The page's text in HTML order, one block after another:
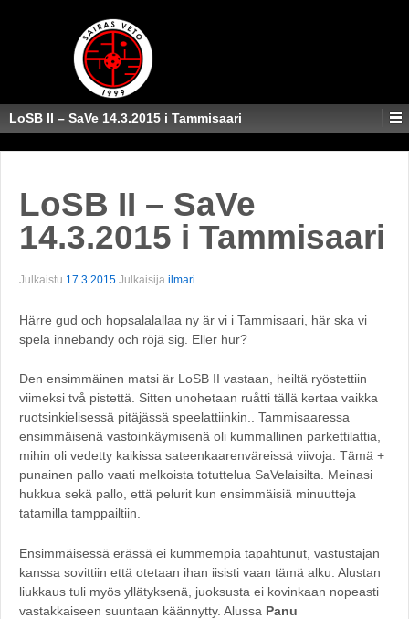
LoSB II – SaVe 14.3.2015 i Tammisaari
LoSB II – SaVe
14.3.2015 i Tammisaari
Julkaistu 17.3.2015 Julkaisija ilmari
Härre gud och hopsalalallaa ny är vi i Tammisaari, här ska vi
spela innebandy och röjä sig. Eller hur?
Den ensimmäinen matsi är LoSB II vastaan, heiltä ryöstettiin
viimeksi två pistettä. Sitten unohetaan ruåtti tällä kertaa vaikka
ruotsinkielisessä pitäjässä speelattiinkin.. Tammisaaressa
ensimmäisenä vastoinkäymisenä oli kummallinen parkettilattia,
mihin oli vedetty kaikissa sateenkaarenväreissä viivoja. Tämä +
punainen pallo vaati melkoista totuttelua SaVelaisilta. Meinasi
hukkua sekä pallo, että pelurit kun ensimmäisiä minuutteja
tatamilla tamppailtiin.
Ensimmäisessä erässä ei kummempia tapahtunut, vastustajan
kanssa sovittiin että otetaan ihan iisisti vaan tämä alku. Alustan
liukkaus tuli myös yllätyksenä, juoksusta ei kovinkaan nopeasti
vastakkaiseen suuntaan käännytty. Alussa Panu